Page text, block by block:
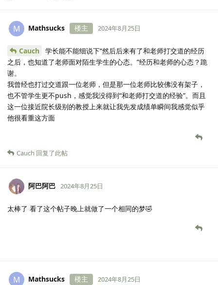
M Mathsucks 楼主 2024年8月25日
Cauch
学长能不能细说下“然后后来有了和老师打交道的经历
之后，也知道了老师面对陌生学生的心态。”经历和老师的心态？跪
谢。
我曾经也打过交道跟一位老师，但是那一位老师比较佛没有架子，
也不管学生更不push，感觉我没得到“和老师打交道的经验”。而且
这一位接近院长级别的教授上来就让我先发成绩单瞬间我感觉似乎
他很看重这方面
Cauch 回复了此帖
阿巴阿巴 2024年8月25日
太棒了 看了这个帖子晚上就做了一个相同的梦🤣
M Mathsucks 楼主 2024年8月25日